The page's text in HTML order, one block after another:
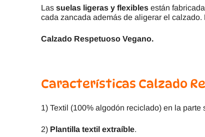
Las suelas ligeras y flexibles están
cada zancada además de aligerar el
Calzado Respetuoso Vegano.
Características Calzado
1) Textil (100% algodón reciclado) en la parte
2) Plantilla textil extraíble.